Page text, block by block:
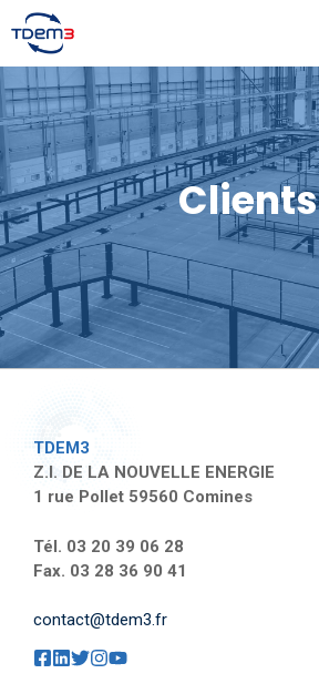
Aller
au
contenu
Clients
TDEM3
Z.I. DE LA NOUVELLE ENERGIE
1 rue Pollet 59560 Comines
Tél. 03 20 39 06 28
Fax. 03 28 36 90 41
contact@tdem3.fr